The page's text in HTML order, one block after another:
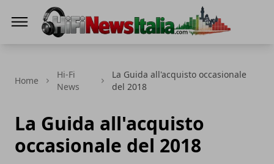
Home
Hi-Fi
News
La Guida all'acquisto occasionale
del 2018
La Guida all'acquisto
occasionale del 2018